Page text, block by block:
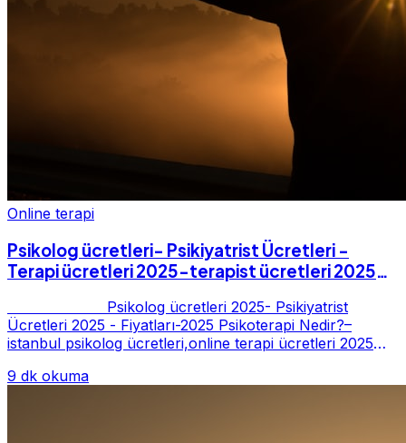
Online terapi
Psikolog ücretleri- Psikiyatrist Ücretleri -
Terapi ücretleri 2025-terapist ücretleri 2025-
Psikolog ücretleri 2025- Psikiyatrist
Ücretleri 2025 - Fiyatları-2025 Psikoterapi Nedir?–
istanbul psikolog ücretleri,online terapi ücretleri 2025
9 dk okuma